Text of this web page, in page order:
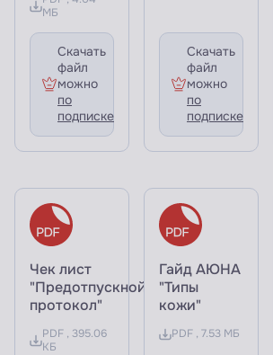
МБ
Скачать
файл
можно
по
подписке
Скачать
файл
можно
по
подписке
Чек лист
"Предотпускной
протокол"
PDF , 395.06
КБ
Гайд АЮНА
"Типы
кожи"
PDF , 7.53 МБ